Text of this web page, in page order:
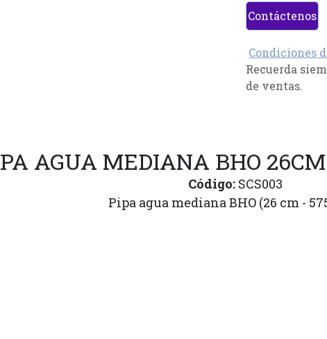
Contáctenos
Condiciones
Recuerda
de ventas.
AGUA MEDIANA BHO 26CM
Código: SCS003
Pipa agua mediana BHO (26 cm -